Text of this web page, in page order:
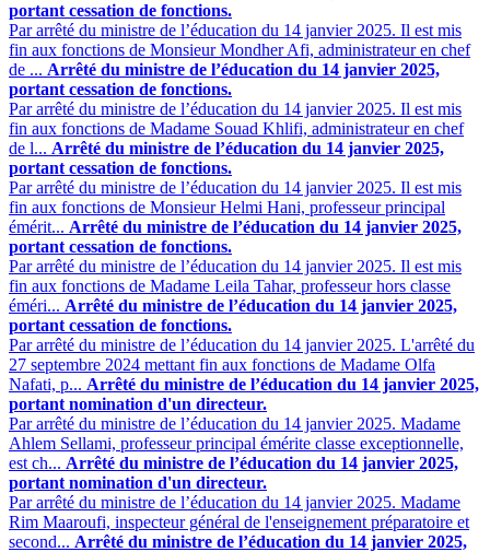
portant cessation de fonctions.
Par arrêté du ministre de l’éducation du 14 janvier 2025. Il est mis
fin aux fonctions de Monsieur Mondher Afi, administrateur en chef
de ... Arrêté du ministre de l’éducation du 14 janvier 2025,
portant cessation de fonctions.
Par arrêté du ministre de l’éducation du 14 janvier 2025. Il est mis
fin aux fonctions de Madame Souad Khlifi, administrateur en chef
de l... Arrêté du ministre de l’éducation du 14 janvier 2025,
portant cessation de fonctions.
Par arrêté du ministre de l’éducation du 14 janvier 2025. Il est mis
fin aux fonctions de Monsieur Helmi Hani, professeur principal
émérit... Arrêté du ministre de l’éducation du 14 janvier 2025,
portant cessation de fonctions.
Par arrêté du ministre de l’éducation du 14 janvier 2025. Il est mis
fin aux fonctions de Madame Leila Tahar, professeur hors classe
éméri... Arrêté du ministre de l’éducation du 14 janvier 2025,
portant cessation de fonctions.
Par arrêté du ministre de l’éducation du 14 janvier 2025. L'arrêté du
27 septembre 2024 mettant fin aux fonctions de Madame Olfa
Nafati, p... Arrêté du ministre de l’éducation du 14 janvier 2025,
portant nomination d'un directeur.
Par arrêté du ministre de l’éducation du 14 janvier 2025. Madame
Ahlem Sellami, professeur principal émérite classe exceptionnelle,
est ch... Arrêté du ministre de l’éducation du 14 janvier 2025,
portant nomination d'un directeur.
Par arrêté du ministre de l’éducation du 14 janvier 2025. Madame
Rim Maaroufi, inspecteur général de l'enseignement préparatoire et
second... Arrêté du ministre de l’éducation du 14 janvier 2025,